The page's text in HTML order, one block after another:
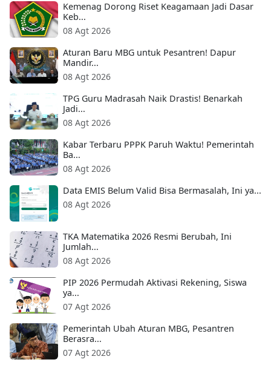
Kemenag Dorong Riset Keagamaan Jadi Dasar
Keb...
08 Agt 2026
Aturan Baru MBG untuk Pesantren! Dapur
Mandir...
08 Agt 2026
TPG Guru Madrasah Naik Drastis! Benarkah
Jadi...
08 Agt 2026
Kabar Terbaru PPPK Paruh Waktu! Pemerintah
Ba...
08 Agt 2026
Data EMIS Belum Valid Bisa Bermasalah, Ini ya...
08 Agt 2026
TKA Matematika 2026 Resmi Berubah, Ini
Jumlah...
08 Agt 2026
PIP 2026 Permudah Aktivasi Rekening, Siswa
ya...
07 Agt 2026
Pemerintah Ubah Aturan MBG, Pesantren
Berasra...
07 Agt 2026